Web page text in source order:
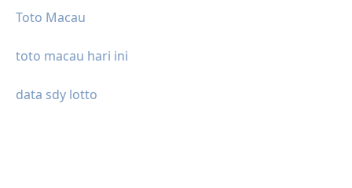
Toto Macau
toto macau hari ini
data sdy lotto